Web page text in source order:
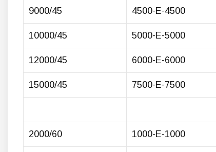
9000/45 4500-E-4500
10000/45 5000-E-5000
12000/45 6000-E-6000
15000/45 7500-E-7500
2000/60 1000-E-1000